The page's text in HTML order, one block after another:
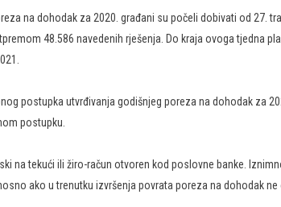
na dohodak za 2020. građani su počeli dobivati od 27.
48.586 navedenih rješenja. Do kraja ovoga tjedna
postupka utvrđivanja godišnjeg poreza na dohodak za
postupku.
na tekući ili žiro-račun otvoren kod poslovne banke.
ako u trenutku izvršenja povrata poreza na dohodak